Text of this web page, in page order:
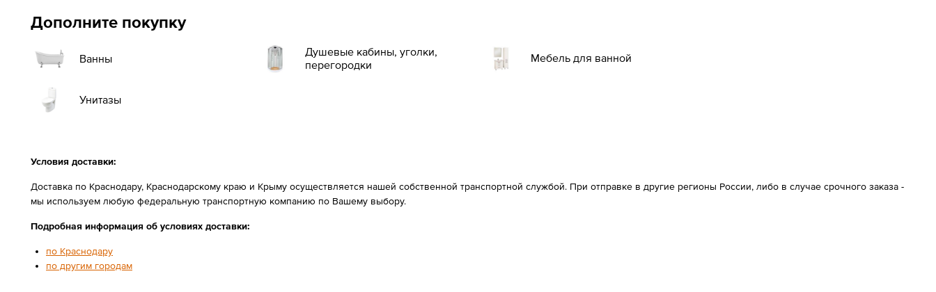
Дополните покупку
Ванны
Душевые кабины, уголки,
перегородки
Мебель для ванной
Унитазы
Условия доставки:
Доставка по Краснодару, Краснодарскому краю и Крыму осуществляется нашей собственной транспортной службой. При отправке в другие регионы России, либо в случае срочного заказа -
мы используем любую федеральную транспортную компанию по Вашему выбору.
Подробная информация об условиях доставки:
по Краснодару
по другим городам